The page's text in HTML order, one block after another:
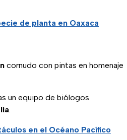
de planta en Oaxaca
cornudo con pintas en homenaje
un equipo de biólogos
en el Océano Pacífico